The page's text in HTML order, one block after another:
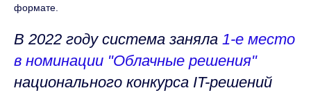
формате.
В 2022 году система заняла 1-е место
в номинации "Облачные решения"
национального конкурса IT-решений